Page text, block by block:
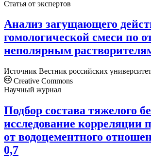
Статья от экспертов
Анализ загущающего
гомологической смеси по
неполярным
Источник Вестник российских
Creative Commons
Научный журнал
Подбор состава тяжелого
исследование корреляции
от водоцементного
0,7